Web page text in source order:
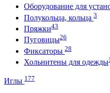
Оборудование для
Полукольца, кольца 3
Пряжки43
Пуговицы26
Фиксаторы 28
Хольнитены для одежды
Иглы 177